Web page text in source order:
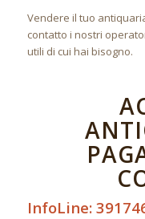
Vendere il tuo
contatto i nostri
utili di cui hai bisogno.
InfoLine: